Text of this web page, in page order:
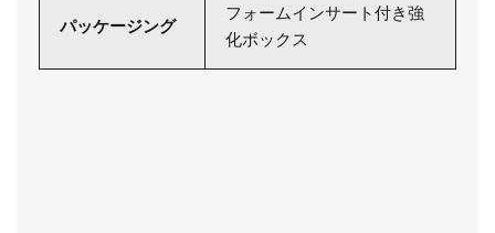
パッケージング
フォームインサート付き強
化ボックス